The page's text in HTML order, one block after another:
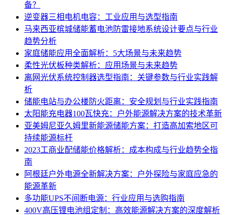
备？
逆变器三相电机电容：工业应用与选型指南
马来西亚槟城储能蓄电池防雷接地系统设计要点与行业
趋势分析
家庭储能应用全面解析：5大场景与未来趋势
柔性光伏板种类解析：应用场景与未来趋势
离网光伏系统控制器选型指南：关键参数与行业实践解
析
储能电站与办公楼防火距离：安全规划与行业实践指南
太阳能充电器100瓦快充：户外能源解决方案的技术革新
亚美姆尼亚久姆里新能源储能方案：打造高加索地区可
持续能源标杆
2023工商业配储能价格解析：成本构成与行业趋势全指
南
阿根廷户外电源全新解决方案：户外探险与家庭应急的
能源革新
多功能UPS不间断电源：行业应用与选购指南
400V高压锂电池组定制：高效能源解决方案的深度解析